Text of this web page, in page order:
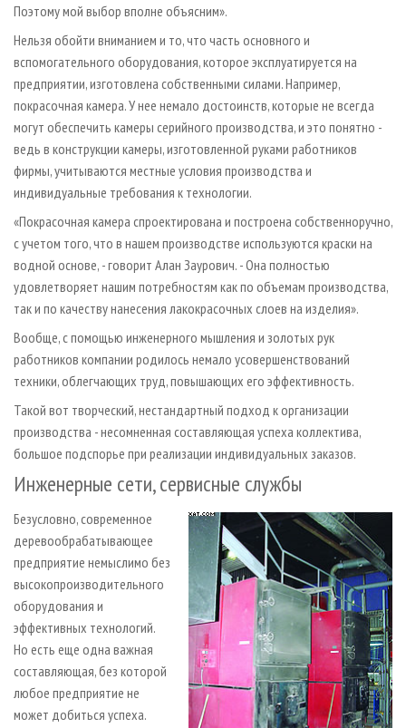
Поэтому мой выбор вполне объясним».
Нельзя обойти вниманием и то, что часть основного и
вспомогательного оборудования, которое эксплуатируется на
предприятии, изготовлена собственными силами. Например,
покрасочная камера. У нее немало достоинств, которые не всегда
могут обеспечить камеры серийного производства, и это понятно -
ведь в конструкции камеры, изготовленной руками работников
фирмы, учитываются местные условия производства и
индивидуальные требования к технологии.
«Покрасочная камера спроектирована и построена собственноручно,
с учетом того, что в нашем производстве используются краски на
водной основе, - говорит Алан Заурович. - Она полностью
удовлетворяет нашим потребностям как по объемам производства,
так и по качеству нанесения лакокрасочных слоев на изделия».
Вообще, с помощью инженерного мышления и золотых рук
работников компании родилось немало усовершенствований
техники, облегчающих труд, повышающих его эффективность.
Такой вот творческий, нестандартный подход к организации
производства - несомненная составляющая успеха коллектива,
большое подспорье при реализации индивидуальных заказов.
Инженерные сети, сервисные службы
Безусловно, современное
деревообрабатывающее
предприятие немыслимо без
высокопроизводительного
оборудования и
эффективных технологий.
Но есть еще одна важная
составляющая, без которой
любое предприятие не
может добиться успеха.